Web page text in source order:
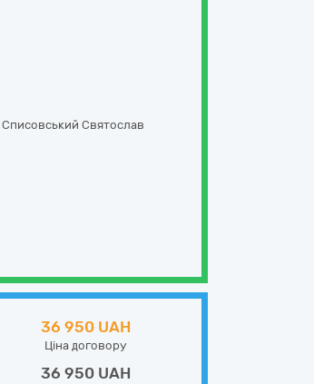
Списовський Святослав
36 950 UAH
Ціна договору
36 950 UAH